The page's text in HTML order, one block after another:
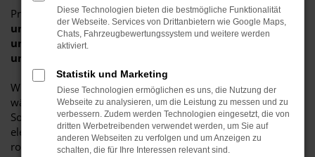
Profitieren Sie vonattraktiven Konditionenund einer
unabhängigensowieprofessionellen Beratung an
unseren Standorten in Pfaffenhofen, Schrobenhausen
und Hilpoltstein.
Wir unterstützen Sie dabei, die optimale Fahrzeugvariante zu
wählen – egal ob Leasing, KaufoderFinanzierung . Unser
Sortiment umfasst eine breite Palette an Modellen: vom
eleganten Dienstwagen über geräumige Kombis bis hin zu
robusten Transportern und Nutzfahrzeugen.
Diese Technologien bieten die bestmögliche Funktionalität
der Webseite. Services von Drittanbietern wie Google Maps,
Chats, Fahrzeugbewertungssystem und weitere werden
aktiviert.
Statistik und Marketing
Diese Technologien ermöglichen es uns, die Nutzung der
Webseite zu analysieren, um die Leistung zu messen und zu
verbessern. Zudem werden Technologien eingesetzt, die von
dritten Werbetreibenden verwendet werden, um Sie auf
anderen Webseiten zu verfolgen und um Anzeigen zu
schalten, die für Ihre Interessen relevant sind.